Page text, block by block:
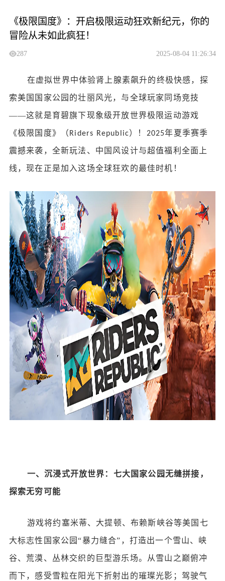
《极限国度》：开启极限运动狂欢新纪元，你的
冒险从未如此疯狂！
287 2025-08-04 11:26:34
在虚拟世界中体验肾上腺素飙升的终极快感，探
索美国国家公园的壮丽风光，与全球玩家同场竞技
——这就是育碧旗下现象级开放世界极限运动游戏
《极限国度》（ Riders Republic）！ 2025年夏季赛季
震撼来袭，全新玩法、中国风设计与超值福利全面上
线，现在正是加入这场全球狂欢的最佳时机！
一、沉浸式开放世界：七大国家公园无缝拼接，
探索无穷可能
游戏将约塞米蒂、大提顿、布赖斯峡谷等美国七
大标志性国家公园“暴力缝合”，打造出一个雪山、峡
谷、荒漠、丛林交织的巨型游乐场。从雪山之巅俯冲
而下，感受雪粒在阳光下折射出的璀璨光影；驾驶气